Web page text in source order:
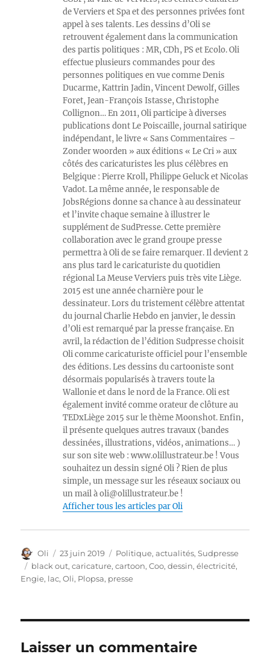
de Verviers et Spa et des personnes privées font
appel à ses talents. Les dessins d’Oli se
retrouvent également dans la communication
des partis politiques : MR, CDh, PS et Ecolo. Oli
effectue plusieurs commandes pour des
personnes politiques en vue comme Denis
Ducarme, Kattrin Jadin, Vincent Dewolf, Gilles
Foret, Jean-François Istasse, Christophe
Collignon… En 2011, Oli participe à diverses
publications dont Le Poiscaille, journal satirique
indépendant, le livre « Sans Commentaires –
Zonder woorden » aux éditions « Le Cri » aux
côtés des caricaturistes les plus célèbres en
Belgique : Pierre Kroll, Philippe Geluck et Nicolas
Vadot. La même année, le responsable de
JobsRégions donne sa chance à au dessinateur
et l’invite chaque semaine à illustrer le
supplément de SudPresse. Cette première
collaboration avec le grand groupe presse
permettra à Oli de se faire remarquer. Il devient 2
ans plus tard le caricaturiste du quotidien
régional La Meuse Verviers puis très vite Liège.
2015 est une année charnière pour le
dessinateur. Lors du tristement célèbre attentat
du journal Charlie Hebdo en janvier, le dessin
d’Oli est remarqué par la presse française. En
avril, la rédaction de l’édition Sudpresse choisit
Oli comme caricaturiste officiel pour l’ensemble
des éditions. Les dessins du cartooniste sont
désormais popularisés à travers toute la
Wallonie et dans le nord de la France. Oli est
également invité comme orateur de clôture au
TEDxLiège 2015 sur le thème Moonshot. Enfin,
il présente quelques autres travaux (bandes
dessinées, illustrations, vidéos, animations… )
sur son site web : www.olillustrateur.be ! Vous
souhaitez un dessin signé Oli ? Rien de plus
simple, un message sur les réseaux sociaux ou
un mail à oli@olillustrateur.be !
Afficher tous les articles par Oli
Auteur
Oli
Publié
le
23 juin 2019 Catégories
Politique, actualités,Sudpresse
Étiquettes
black out,caricature,cartoon,Coo,dessin,électricité,
Engie, lac,Oli, Plopsa, presse
Laisser un commentaire